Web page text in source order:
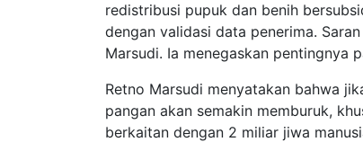
redistribusi pupuk dan benih
dengan validasi data penerima.
Marsudi. Ia menegaskan pentingnya
Retno Marsudi menyatakan bahwa
pangan akan semakin memburuk,
berkaitan dengan 2 miliar jiwa